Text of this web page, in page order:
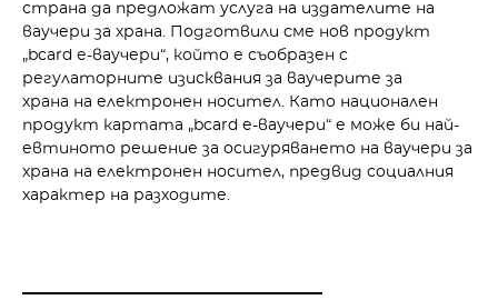
страна да предложат услуга на издателите на
ваучери за храна. Подготвили сме нов продукт
„bcard е-ваучери“, който е съобразен с
регулаторните изисквания за ваучерите за
храна на електронен носител. Като национален
продукт картата „bcard е-ваучери“ е може би най-
евтиното решение за осигуряването на ваучери за
храна на електронен носител, предвид социалния
характер на разходите.